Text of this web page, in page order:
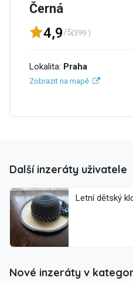
Černá
4,9/5(399 )
Lokalita: Praha
Zobrazit na mapě
Další inzeráty uživatele
Letní dětský
Nové inzeráty v